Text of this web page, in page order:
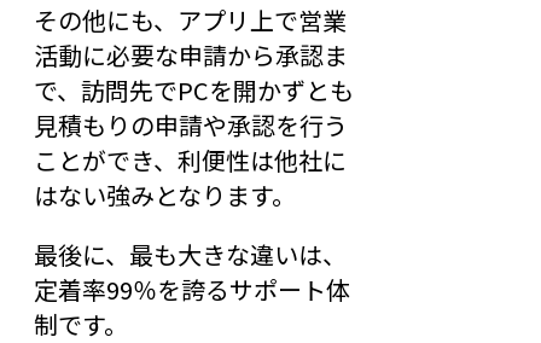
その他にも、アプリ上で営業
活動に必要な申請から承認ま
で、訪問先でPCを開かずとも
見積もりの申請や承認を行う
ことができ、利便性は他社に
はない強みとなります。
最後に、最も大きな違いは、
定着率99％を誇るサポート体
制です。